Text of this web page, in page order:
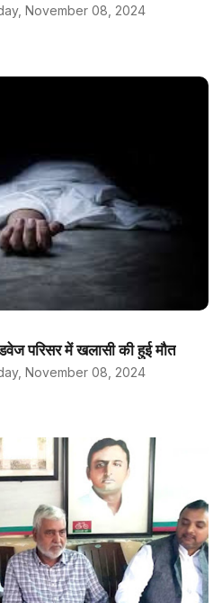
November 08, 2024
परिसर में खलासी की हुई मौत
November 08, 2024